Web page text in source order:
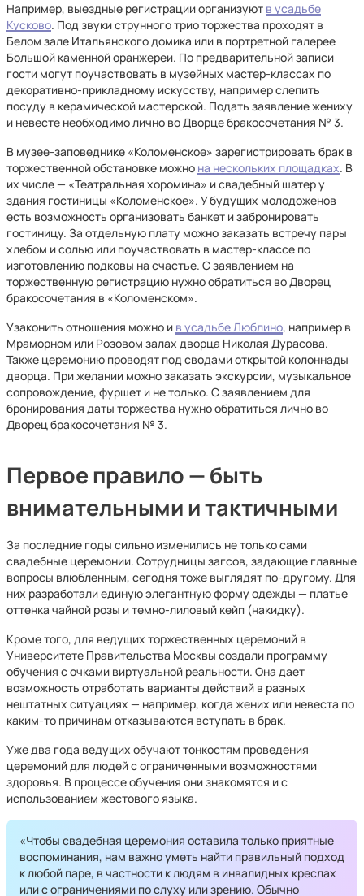
Например, выездные регистрации организуют в усадьбе
Кусково. Под звуки струнного трио торжества проходят в
Белом зале Итальянского домика или в портретной галерее
Большой каменной оранжереи. По предварительной записи
гости могут поучаствовать в музейных мастер-классах по
декоративно-прикладному искусству, например слепить
посуду в керамической мастерской. Подать заявление жениху
и невесте необходимо лично во Дворце бракосочетания № 3.
В музее-заповеднике «Коломенское» зарегистрировать брак в
торжественной обстановке можно на нескольких площадках. В
их числе — «Театральная хоромина» и свадебный шатер у
здания гостиницы «Коломенское». У будущих молодоженов
есть возможность организовать банкет и забронировать
гостиницу. За отдельную плату можно заказать встречу пары
хлебом и солью или поучаствовать в мастер-классе по
изготовлению подковы на счастье. С заявлением на
торжественную регистрацию нужно обратиться во Дворец
бракосочетания в «Коломенском».
Узаконить отношения можно и в усадьбе Люблино, например в
Мраморном или Розовом залах дворца Николая Дурасова.
Также церемонию проводят под сводами открытой колоннады
дворца. При желании можно заказать экскурсии, музыкальное
сопровождение, фуршет и не только. С заявлением для
бронирования даты торжества нужно обратиться лично во
Дворец бракосочетания № 3.
Первое правило — быть
внимательными и тактичными
За последние годы сильно изменились не только сами
свадебные церемонии. Сотрудницы загсов, задающие главные
вопросы влюбленным, сегодня тоже выглядят по-другому. Для
них разработали единую элегантную форму одежды — платье
оттенка чайной розы и темно-лиловый кейп (накидку).
Кроме того, для ведущих торжественных церемоний в
Университете Правительства Москвы создали программу
обучения с очками виртуальной реальности. Она дает
возможность отработать варианты действий в разных
нештатных ситуациях — например, когда жених или невеста по
каким-то причинам отказываются вступать в брак.
Уже два года ведущих обучают тонкостям проведения
церемоний для людей с ограниченными возможностями
здоровья. В процессе обучения они знакомятся и с
использованием жестового языка.
«Чтобы свадебная церемония оставила только приятные
воспоминания, нам важно уметь найти правильный подход
к любой паре, в частности к людям в инвалидных креслах
или с ограничениями по слуху или зрению. Обычно